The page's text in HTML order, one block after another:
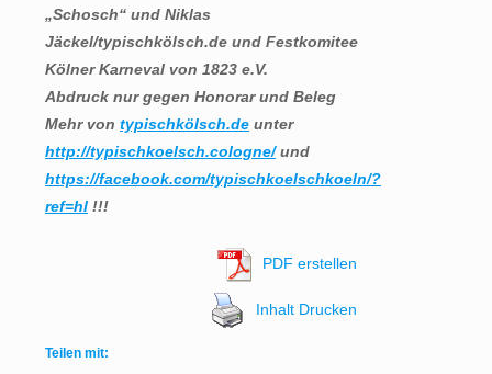
„Schosch“ und Niklas
Jäckel/typischkölsch.de und Festkomitee
Kölner Karneval von 1823 e.V.
Abdruck nur gegen Honorar und Beleg
Mehr von typischkölsch.de unter
http://typischkoelsch.cologne/und
https://facebook.com/typischkoelschkoeln/?
ref=hl !!!
PDF erstellen
Inhalt Drucken
Teilen mit: